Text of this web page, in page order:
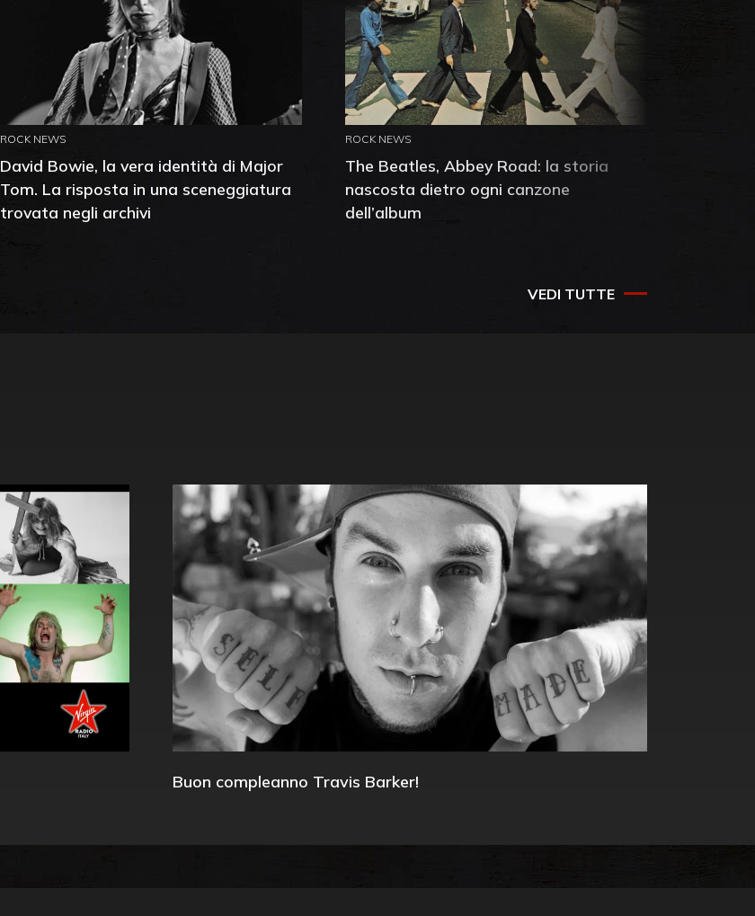
ROCK NEWS
David Bowie, la vera identità di Major
Tom. La risposta in una sceneggiatura
trovata negli archivi
ROCK NEWS
The Beatles, Abbey Road: la storia
nascosta dietro ogni canzone
dell’album
VEDI TUTTE
Buon compleanno Travis Barker!